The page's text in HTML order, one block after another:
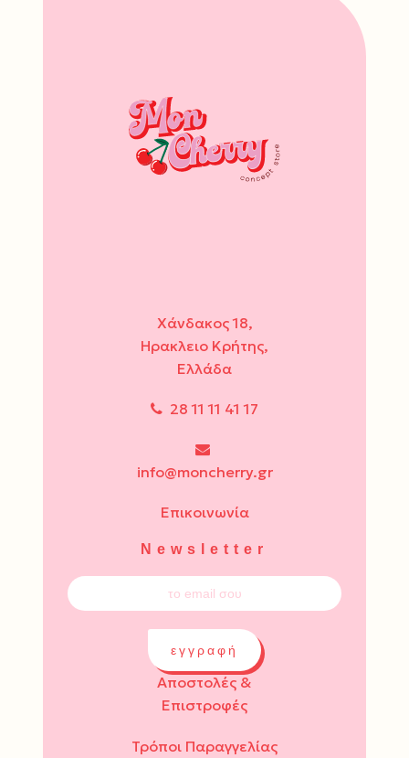
Χάνδακος 18,
Ηρακλειο Κρήτης,
Ελλάδα
28 11 11 41 17
info@moncherry.gr
Επικοινωνία
Newsletter
εγγραφή
Αποστολές &
Επιστροφές
Τρόποι Παραγγελίας